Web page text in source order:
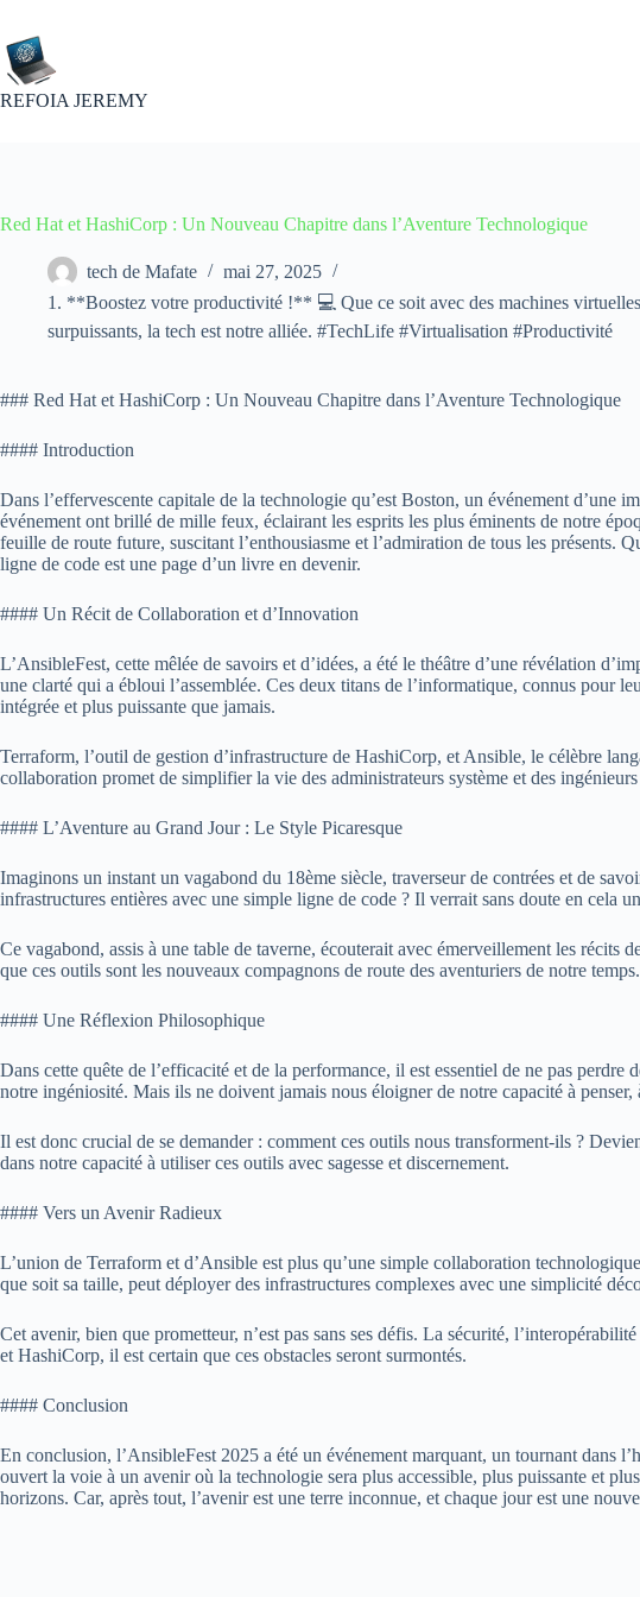
contenu
REFOIA JEREMY
Red Hat et HashiCorp : Un Nouveau Chapitre dans l’Aventure Technologique
tech de Mafate
mai 27, 2025
1. **Boostez votre productivité !** 💻 Que ce soit avec des machines
surpuissants, la tech est notre alliée. #TechLife #Virtualisation #Productivité
### Red Hat et HashiCorp : Un Nouveau Chapitre dans l’Aventure Technologique
#### Introduction
Dans l’effervescente capitale de la technologie qu’est Boston, un événement d’une
événement ont brillé de mille feux, éclairant les esprits les plus éminents de notre
feuille de route future, suscitant l’enthousiasme et l’admiration de tous les présents.
ligne de code est une page d’un livre en devenir.
#### Un Récit de Collaboration et d’Innovation
L’AnsibleFest, cette mêlée de savoirs et d’idées, a été le théâtre d’une révélation
une clarté qui a ébloui l’assemblée. Ces deux titans de l’informatique, connus pour
intégrée et plus puissante que jamais.
Terraform, l’outil de gestion d’infrastructure de HashiCorp, et Ansible, le célèbre
collaboration promet de simplifier la vie des administrateurs système et des
#### L’Aventure au Grand Jour : Le Style Picaresque
Imaginons un instant un vagabond du 18ème siècle, traverseur de contrées et de
infrastructures entières avec une simple ligne de code ? Il verrait sans doute en cela
Ce vagabond, assis à une table de taverne, écouterait avec émerveillement les récits
que ces outils sont les nouveaux compagnons de route des aventuriers de notre
#### Une Réflexion Philosophique
Dans cette quête de l’efficacité et de la performance, il est essentiel de ne pas
notre ingéniosité. Mais ils ne doivent jamais nous éloigner de notre capacité à penser,
Il est donc crucial de se demander : comment ces outils nous transforment-ils ?
dans notre capacité à utiliser ces outils avec sagesse et discernement.
#### Vers un Avenir Radieux
L’union de Terraform et d’Ansible est plus qu’une simple collaboration
que soit sa taille, peut déployer des infrastructures complexes avec une simplicité
Cet avenir, bien que prometteur, n’est pas sans ses défis. La sécurité,
et HashiCorp, il est certain que ces obstacles seront surmontés.
#### Conclusion
En conclusion, l’AnsibleFest 2025 a été un événement marquant, un tournant dans
ouvert la voie à un avenir où la technologie sera plus accessible, plus puissante et
horizons. Car, après tout, l’avenir est une terre inconnue, et chaque jour est une